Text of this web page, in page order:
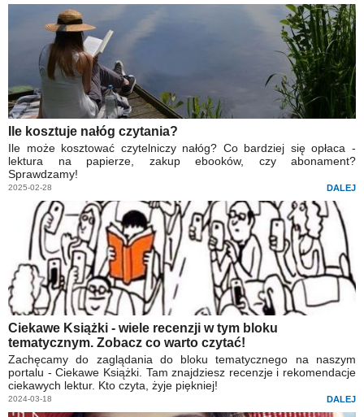
Ile kosztuje nałóg czytania?
Ile może kosztować czytelniczy nałóg? Co bardziej się opłaca -
lektura na papierze, zakup ebooków, czy abonament?
Sprawdzamy!
2025-02-28 DALEJ
Ciekawe Książki - wiele recenzji w tym bloku
tematycznym. Zobacz co warto czytać!
Zachęcamy do zaglądania do bloku tematycznego na naszym
portalu - Ciekawe Książki. Tam znajdziesz recenzje i rekomendacje
ciekawych lektur. Kto czyta, żyje piękniej!
2024-03-18 DALEJ